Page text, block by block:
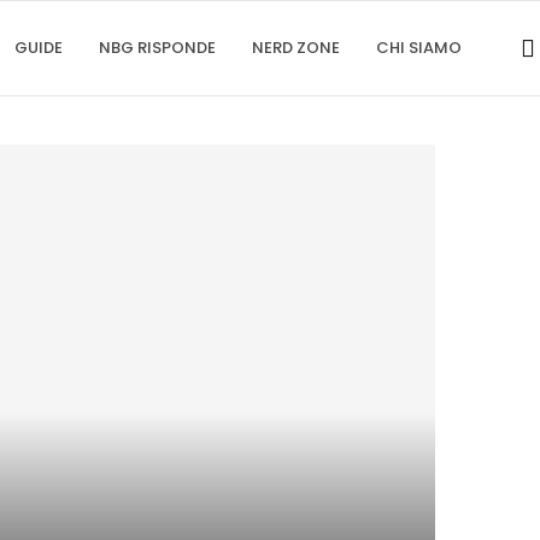
GUIDE NBG RISPONDE NERD ZONE CHI SIAMO